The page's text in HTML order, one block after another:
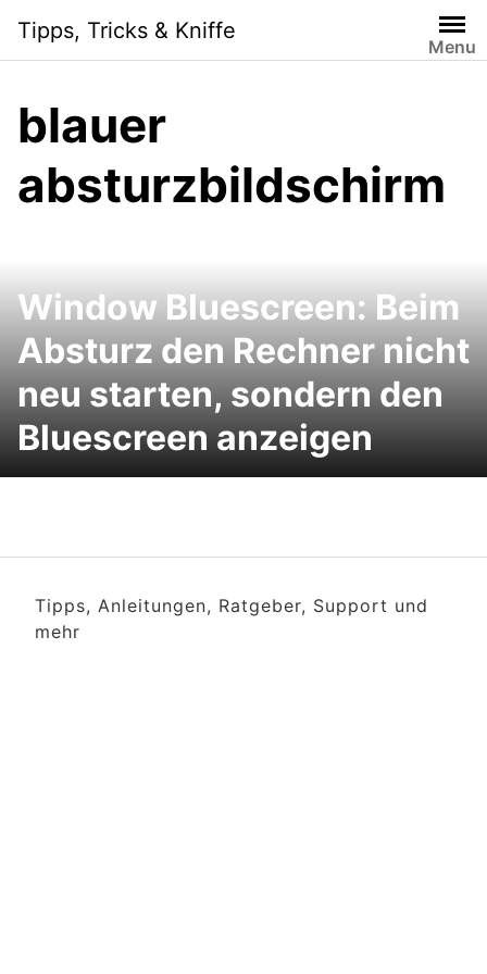
content
Tipps, Tricks & Kniffe
Menu
blauer
absturzbildschirm
Window Bluescreen: Beim
Absturz den Rechner nicht
neu starten, sondern den
Bluescreen anzeigen
Tipps, Anleitungen, Ratgeber, Support und
mehr